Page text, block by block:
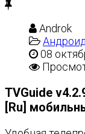
Androk
08
TVGuide
[Ru]